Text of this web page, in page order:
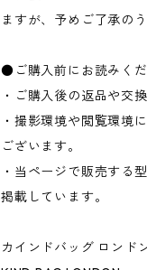
ますが、予めご了承の
●ご購入前にお読みく
・ご購入後の返品や交
・撮影環境や閲覧環境
ございます。
・当ページで販売する
掲載しています。
カインドバッグ ロンド